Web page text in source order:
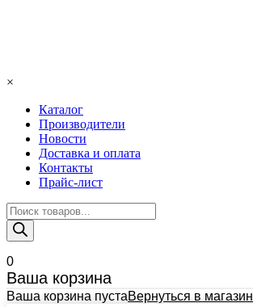
×
Каталог
Производители
Новости
Доставка и оплата
Контакты
Прайс-лист
Поиск
товаров
0
Ваша корзина
Ваша корзина пустаВернуться в магазин